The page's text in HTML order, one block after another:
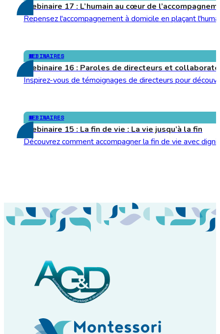
Webinaire 17 : L’humain au cœur de
Repensez l'accompagnement à domicile en plaçant
WEBINAIRES
Webinaire 16 : Paroles de directeurs et
Inspirez-vous de témoignages de directeurs pour
WEBINAIRES
Webinaire 15 : La fin de vie : La vie jusqu’à la fin
Découvrez comment accompagner la fin de vie avec